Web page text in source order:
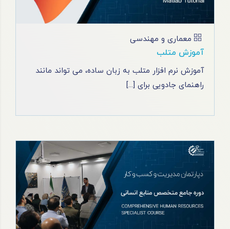
معماری و مهندسی
آموزش متلب
آموزش نرم افزار متلب به زبان ساده، می تواند مانند
راهنمای جادویی برای [...]